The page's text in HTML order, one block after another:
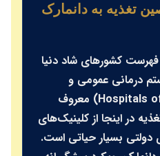
به دانمارک
کشورهای شاد دنیا
درمانی عمومی و
همگانی (Hospitals of the Regions) معروف
اینجا از کلینیک‌های
بسیار حیاتی است.